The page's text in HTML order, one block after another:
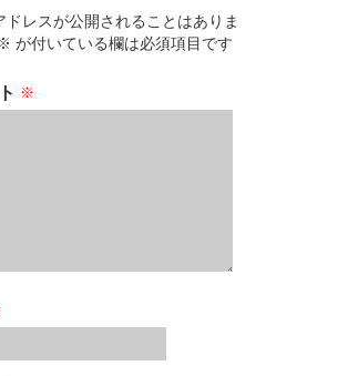
ドレスが公開されることはありま
が付いている欄は必須項目です
※